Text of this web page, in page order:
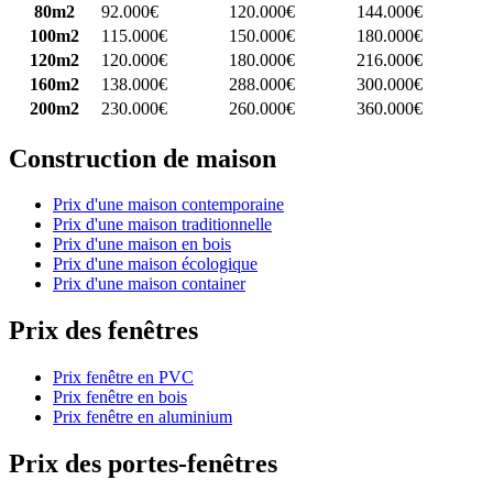
80m2
92.000€ 120.000€
144.000€
100m2
115.000€ 150.000€
180.000€
120m2
120.000€ 180.000€
216.000€
160m2
138.000€ 288.000€
300.000€
200m2
230.000€ 260.000€ 360.000€
Construction de maison
Prix d'une maison contemporaine
Prix d'une maison traditionnelle
Prix d'une maison en bois
Prix d'une maison écologique
Prix d'une maison container
Prix des fenêtres
Prix fenêtre en PVC
Prix fenêtre en bois
Prix fenêtre en aluminium
Prix des portes-fenêtres